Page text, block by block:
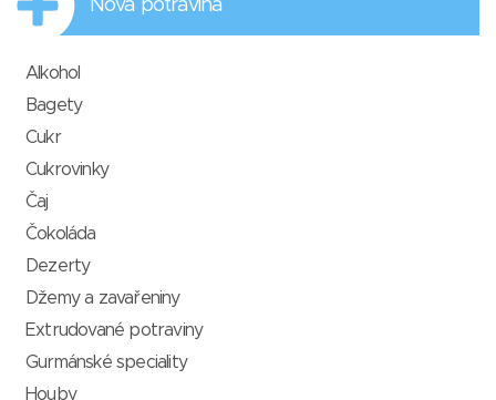
Nová potravina
Alkohol
Bagety
Cukr
Cukrovinky
Čaj
Čokoláda
Dezerty
Džemy a zavařeniny
Extrudované potraviny
Gurmánské speciality
Houby